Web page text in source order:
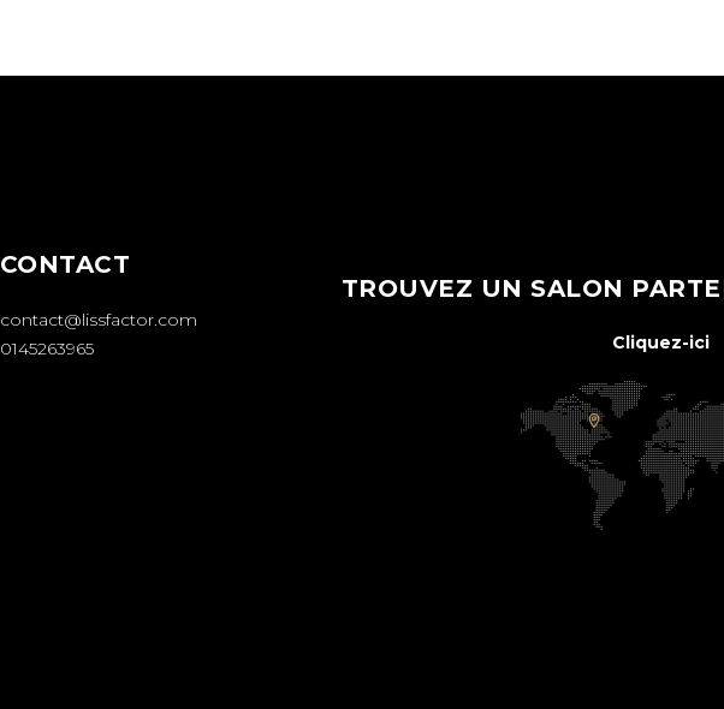
CONTACT
contact@lissfactor.com
0145263965
TROUVEZ UN SALON
Cliquez-ici